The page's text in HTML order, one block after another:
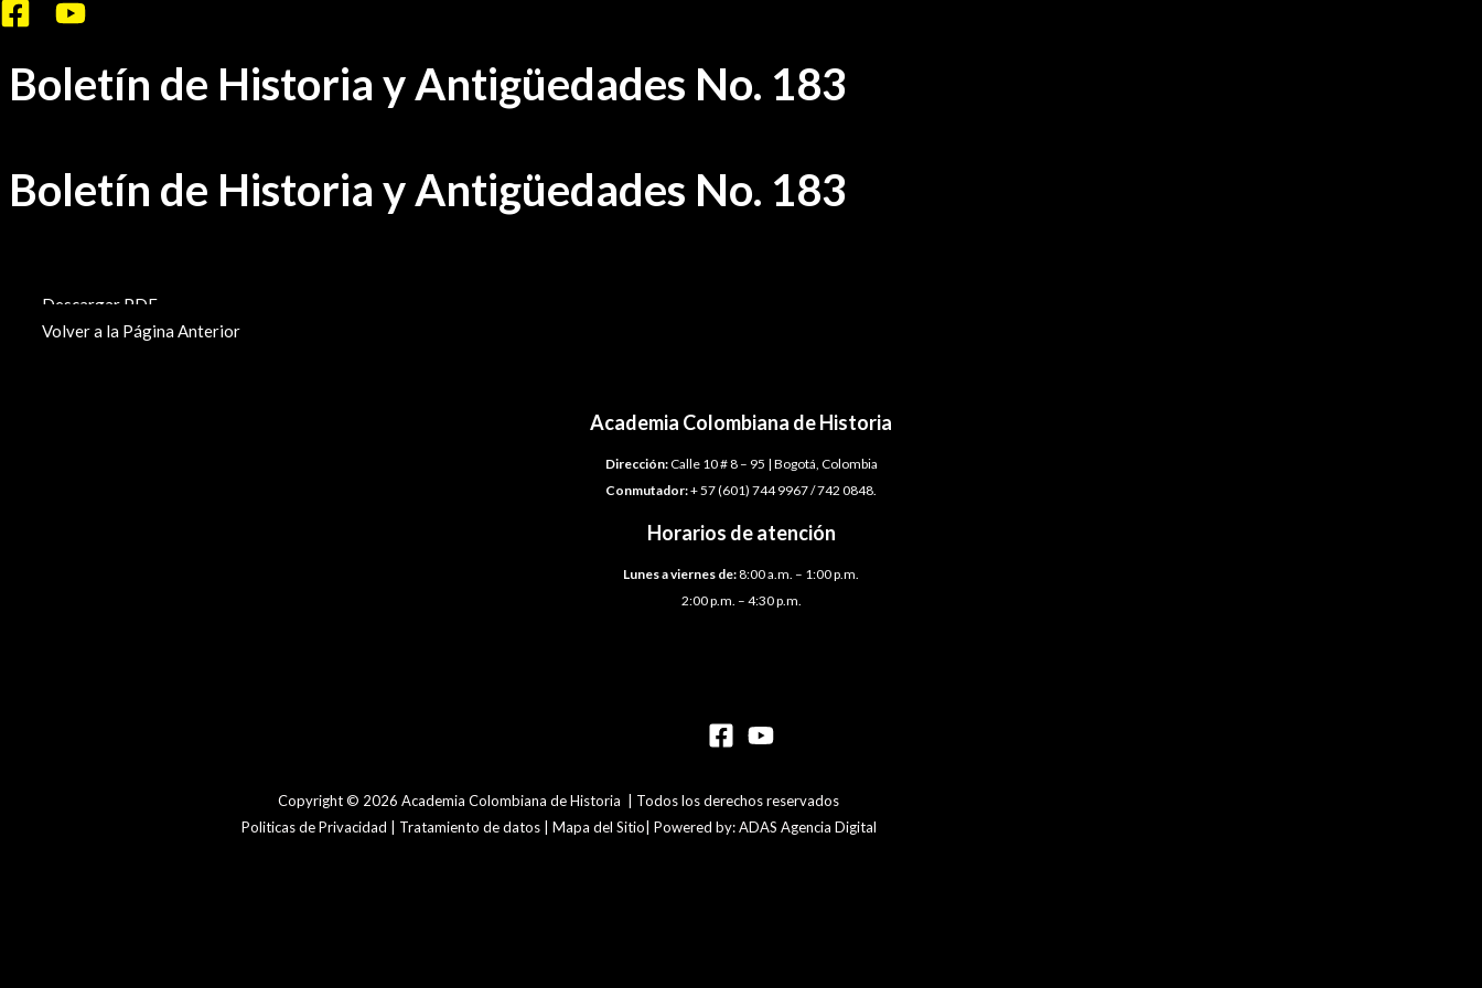
Ir
contenido
Boletín de Historia y Antigüedades No. 183
Boletín de Historia y Antigüedades No. 183
Descargar PDF
Volver a la Página Anterior
Academia Colombiana de Historia
Dirección:Calle 10 # 8 – 95 | Bogotá, Colombia
Conmutador:+ 57 (601) 744 9967 / 742 0848.
Horarios de atención
Lunes a viernes de:8:00 a.m. – 1:00 p.m.
2:00 p.m. – 4:30 p.m.
Copyright © 2026 Academia Colombiana de Historia | Todos los derechos reservados
Politicas de Privacidad | Tratamiento de datos | Mapa del Sitio| Powered by: ADAS Agencia Digital